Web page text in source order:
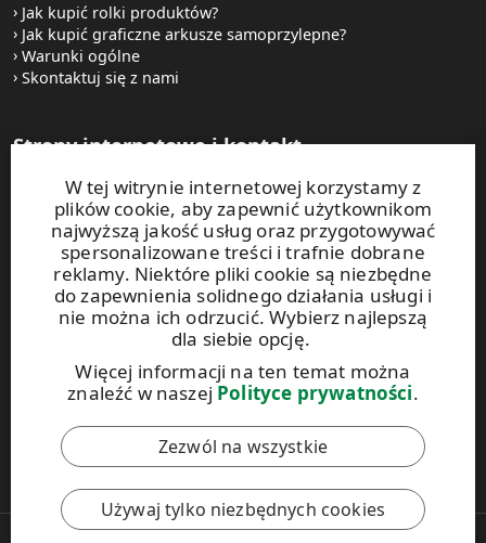
W tej witrynie internetowej korzystamy z
plików cookie, aby zapewnić użytkownikom
najwyższą jakość usług oraz przygotowywać
spersonalizowane treści i trafnie dobrane
reklamy. Niektóre pliki cookie są niezbędne
do zapewnienia solidnego działania usługi i
nie można ich odrzucić. Wybierz najlepszą
dla siebie opcję.
Więcej informacji na ten temat można
znaleźć w naszej Polityce prywatności.
Zezwól na wszystkie
Używaj tylko niezbędnych cookies
Jak kupić rolki produktów?
Jak kupić graficzne arkusze samoprzylepne?
Warunki ogólne
Skontaktuj się z nami
Strony internetowe i kontakt
UPM Raflatac Graphics Solutions
UPM Raflatac Office Products
UPM Raflatac Industrial Removables
Kontakt
Niniejsza witryna jest chroniona za pomocą rozwiązania
reCAPTCHA. Obowiązują
zasady ochrony prywatności
warunki korzystaniaz usług Google.
Kodeks postępowania UPM